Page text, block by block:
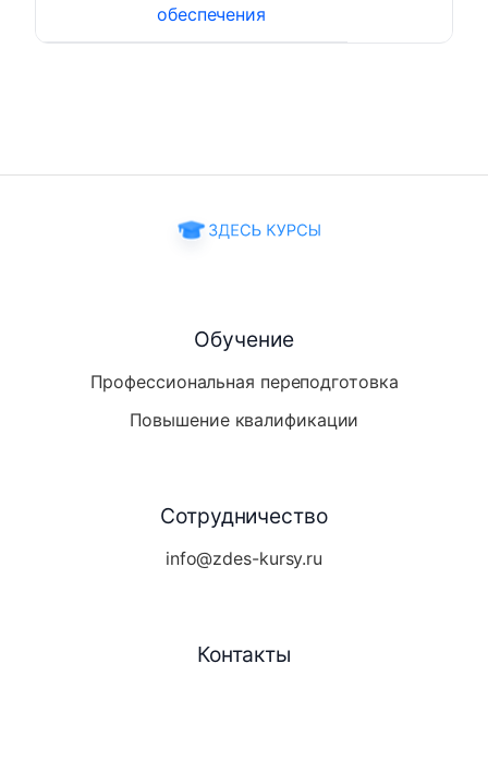
обеспечения
Обучение
Профессиональная переподготовка
Повышение квалификации
Сотрудничество
info@zdes-kursy.ru
Контакты